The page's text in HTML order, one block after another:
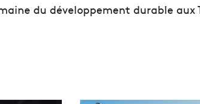
du développement durable aux